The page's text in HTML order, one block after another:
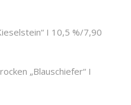
I 10,5 %/7,90
„Blauschiefer“ I